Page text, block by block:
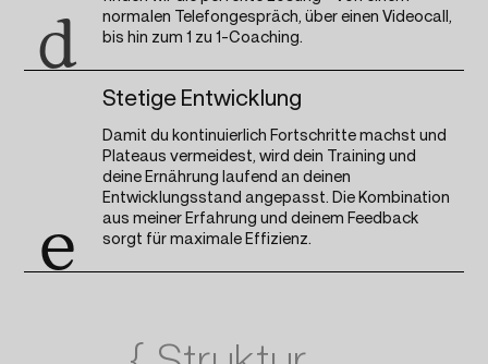
d
normalen Telefongespräch, über einen Videocall,
bis hin zum 1 zu 1-Coaching.
e
Stetige Entwicklung
Damit du kontinuierlich Fortschritte machst und
Plateaus vermeidest, wird dein Training und
deine Ernährung laufend an deinen
Entwicklungsstand angepasst. Die Kombination
aus meiner Erfahrung und deinem Feedback
sorgt für maximale Effizienz.